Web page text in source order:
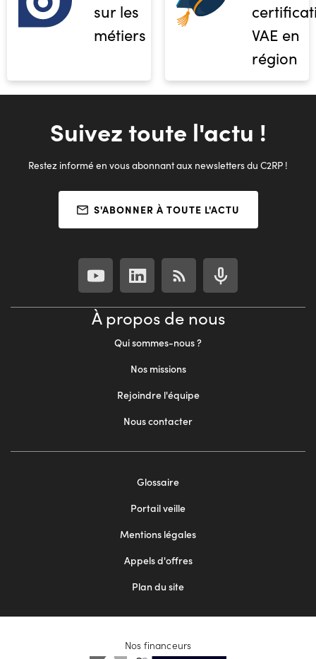
sur les
métiers
VAE en
région
Suivez toute l'actu !
Restez informé en vous abonnant aux newsletters du C2RP !
S'ABONNER À TOUTE L'ACTU
À propos de nous
Qui sommes-nous ?
Nos missions
Rejoindre l'équipe
Nous contacter
Glossaire
Portail veille
Mentions légales
Appels d'offres
Plan du site
Nos financeurs